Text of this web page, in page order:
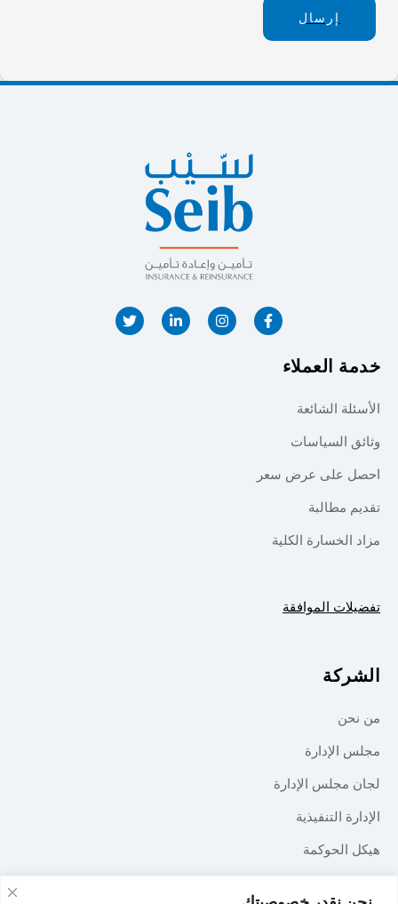
إرسال
خدمة العملاء
الأسئلة الشائعة
وثائق السياسات
احصل على عرض سعر
تقديم مطالبة
مزاد الخسارة الكلية
تفضيلات الموافقة
الشركة
من نحن
مجلس الإدارة
لجان مجلس الإدارة
الإدارة التنفيذية
هيكل الحوكمة